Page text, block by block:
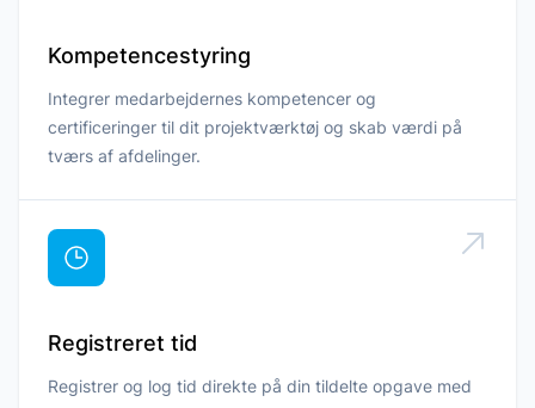
Kompetencestyring
Integrer medarbejdernes kompetencer og
certificeringer til dit projektværktøj og skab værdi på
tværs af afdelinger.
Registreret tid
Registrer og log tid direkte på din tildelte opgave med